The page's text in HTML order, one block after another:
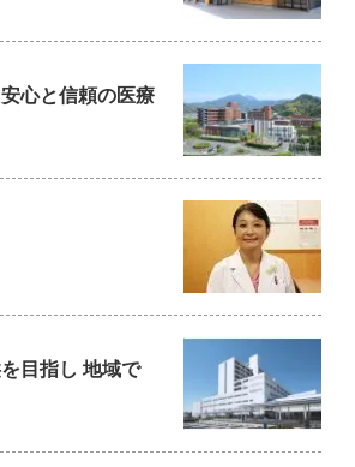
心と信頼の医療
目指し 地域で